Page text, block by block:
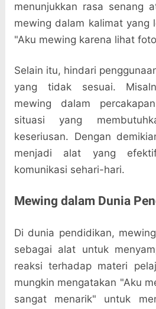
menunjukkan rasa senang
mewing dalam kalimat yang
"Aku mewing karena lihat
Selain itu, hindari
yang tidak sesuai.
mewing dalam
situasi yang
keseriusan. Dengan
menjadi alat yang
komunikasi sehari-hari.
Mewing dalam Dunia
Di dunia pendidikan,
sebagai alat untuk
reaksi terhadap materi
mungkin mengatakan "Aku
sangat menarik" untuk